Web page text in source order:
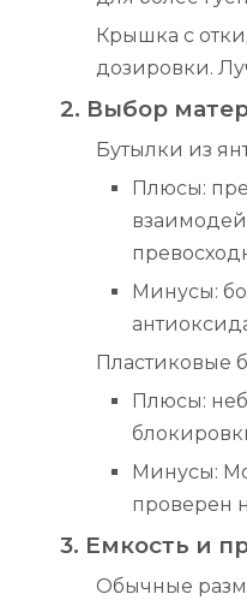
Крышка с
дозировки.
2. Выбор
Бутылки из
Плюсы:
Минусы:
Пластиковые
Плюсы:
Минусы:
проверен
3. Емкость и
Обычные